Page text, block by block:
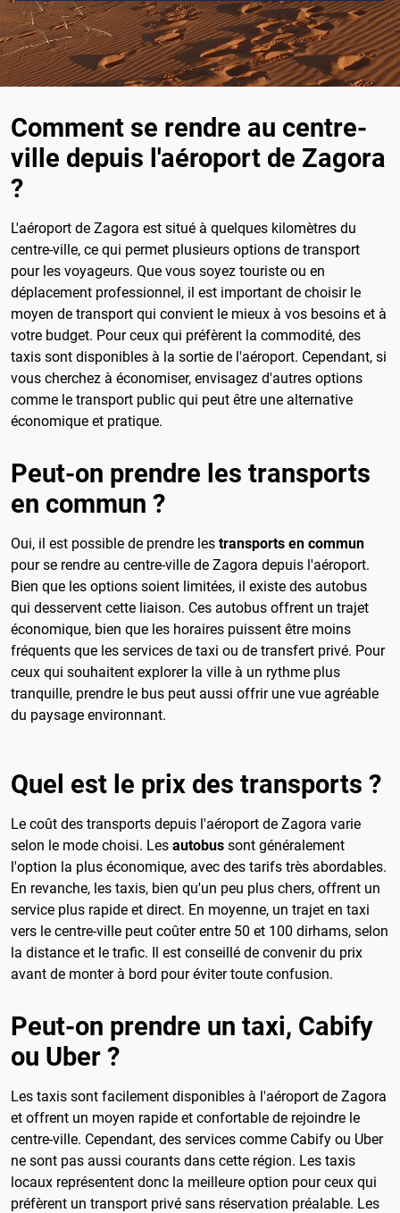
Comment se rendre au centre-
ville depuis l'aéroport de Zagora
?
L'aéroport de Zagora est situé à quelques kilomètres du
centre-ville, ce qui permet plusieurs options de transport
pour les voyageurs. Que vous soyez touriste ou en
déplacement professionnel, il est important de choisir le
moyen de transport qui convient le mieux à vos besoins et à
votre budget. Pour ceux qui préfèrent la commodité, des
taxis sont disponibles à la sortie de l'aéroport. Cependant, si
vous cherchez à économiser, envisagez d'autres options
comme le transport public qui peut être une alternative
économique et pratique.
Peut-on prendre les transports
en commun ?
Oui, il est possible de prendre les transports en commun
pour se rendre au centre-ville de Zagora depuis l'aéroport.
Bien que les options soient limitées, il existe des autobus
qui desservent cette liaison. Ces autobus offrent un trajet
économique, bien que les horaires puissent être moins
fréquents que les services de taxi ou de transfert privé. Pour
ceux qui souhaitent explorer la ville à un rythme plus
tranquille, prendre le bus peut aussi offrir une vue agréable
du paysage environnant.
Quel est le prix des transports ?
Le coût des transports depuis l'aéroport de Zagora varie
selon le mode choisi. Les autobus sont généralement
l'option la plus économique, avec des tarifs très abordables.
En revanche, les taxis, bien qu'un peu plus chers, offrent un
service plus rapide et direct. En moyenne, un trajet en taxi
vers le centre-ville peut coûter entre 50 et 100 dirhams, selon
la distance et le trafic. Il est conseillé de convenir du prix
avant de monter à bord pour éviter toute confusion.
Peut-on prendre un taxi, Cabify
ou Uber ?
Les taxis sont facilement disponibles à l'aéroport de Zagora
et offrent un moyen rapide et confortable de rejoindre le
centre-ville. Cependant, des services comme Cabify ou Uber
ne sont pas aussi courants dans cette région. Les taxis
locaux représentent donc la meilleure option pour ceux qui
préfèrent un transport privé sans réservation préalable. Les